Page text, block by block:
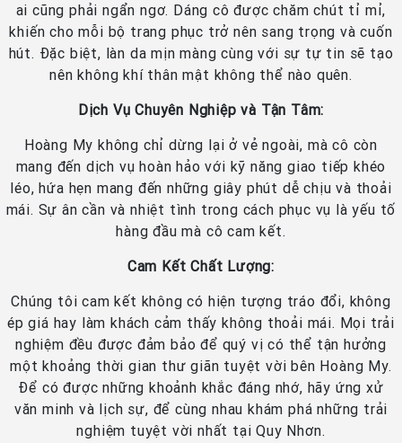
ai cũng phải ngẩn ngơ. Dáng cô được chăm chút tỉ mỉ,
khiến cho mỗi bộ trang phục trở nên sang trọng và cuốn
hút. Đặc biệt, làn da mịn màng cùng với sự tự tin sẽ tạo
nên không khí thân mật không thể nào quên.
Dịch Vụ Chuyên Nghiệp và Tận Tâm:
Hoàng My không chỉ dừng lại ở vẻ ngoài, mà cô còn
mang đến dịch vụ hoàn hảo với kỹ năng giao tiếp khéo
léo, hứa hẹn mang đến những giây phút dễ chịu và thoải
mái. Sự ân cần và nhiệt tình trong cách phục vụ là yếu tố
hàng đầu mà cô cam kết.
Cam Kết Chất Lượng:
Chúng tôi cam kết không có hiện tượng tráo đổi, không
ép giá hay làm khách cảm thấy không thoải mái. Mọi trải
nghiệm đều được đảm bảo để quý vị có thể tận hưởng
một khoảng thời gian thư giãn tuyệt vời bên Hoàng My.
Để có được những khoảnh khắc đáng nhớ, hãy ứng xử
văn minh và lịch sự, để cùng nhau khám phá những trải
nghiệm tuyệt vời nhất tại Quy Nhơn.